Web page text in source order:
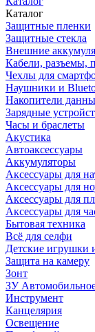
Каталог
Защитные пленки
Защитные стекла
Внешние
Кабели, разъемы,
Чехлы для
Наушники и
Накопители
Зарядные
Часы и браслеты
Акустика
Автоаксессуары
Аккумуляторы
Аксессуары для
Аксессуары для
Аксессуары для
Аксессуары для
Бытовая техника
Всё для селфи
Детские игрушки
Защита на камеру
Зонт
ЗУ
Инструмент
Канцелярия
Освещение